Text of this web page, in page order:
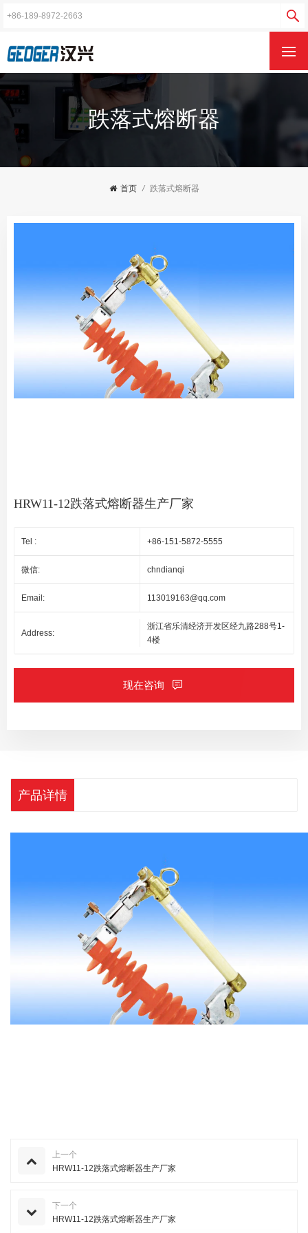
跌落式熔断器
首页 / 跌落式熔断器
HRW11-12跌落式熔断器生产厂家
Tel : +86-151-5872-5555
微信: chndianqi
Email: 113019163@qq.com
Address:
浙江省乐清经济开发区经九路288号1-
4楼
现在咨询
产品详情
上一个
HRW11-12跌落式熔断器生产厂家
下一个
HRW11-12跌落式熔断器生产厂家